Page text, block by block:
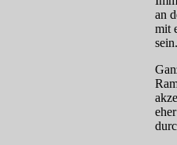
an
mit
sein.